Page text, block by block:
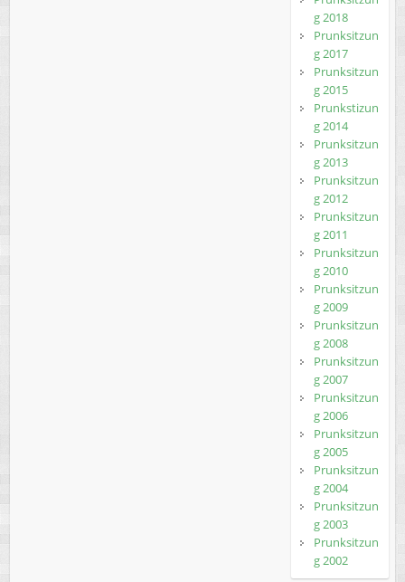
g 2018
Prunksitzun
g 2017
Prunksitzun
g 2015
Prunkstizun
g 2014
Prunksitzun
g 2013
Prunksitzun
g 2012
Prunksitzun
g 2011
Prunksitzun
g 2010
Prunksitzun
g 2009
Prunksitzun
g 2008
Prunksitzun
g 2007
Prunksitzun
g 2006
Prunksitzun
g 2005
Prunksitzun
g 2004
Prunksitzun
g 2003
Prunksitzun
g 2002